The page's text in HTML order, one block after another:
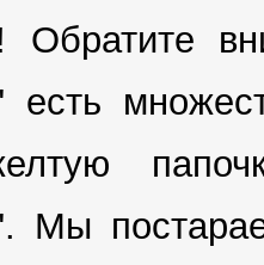
Обратите
есть
Мы